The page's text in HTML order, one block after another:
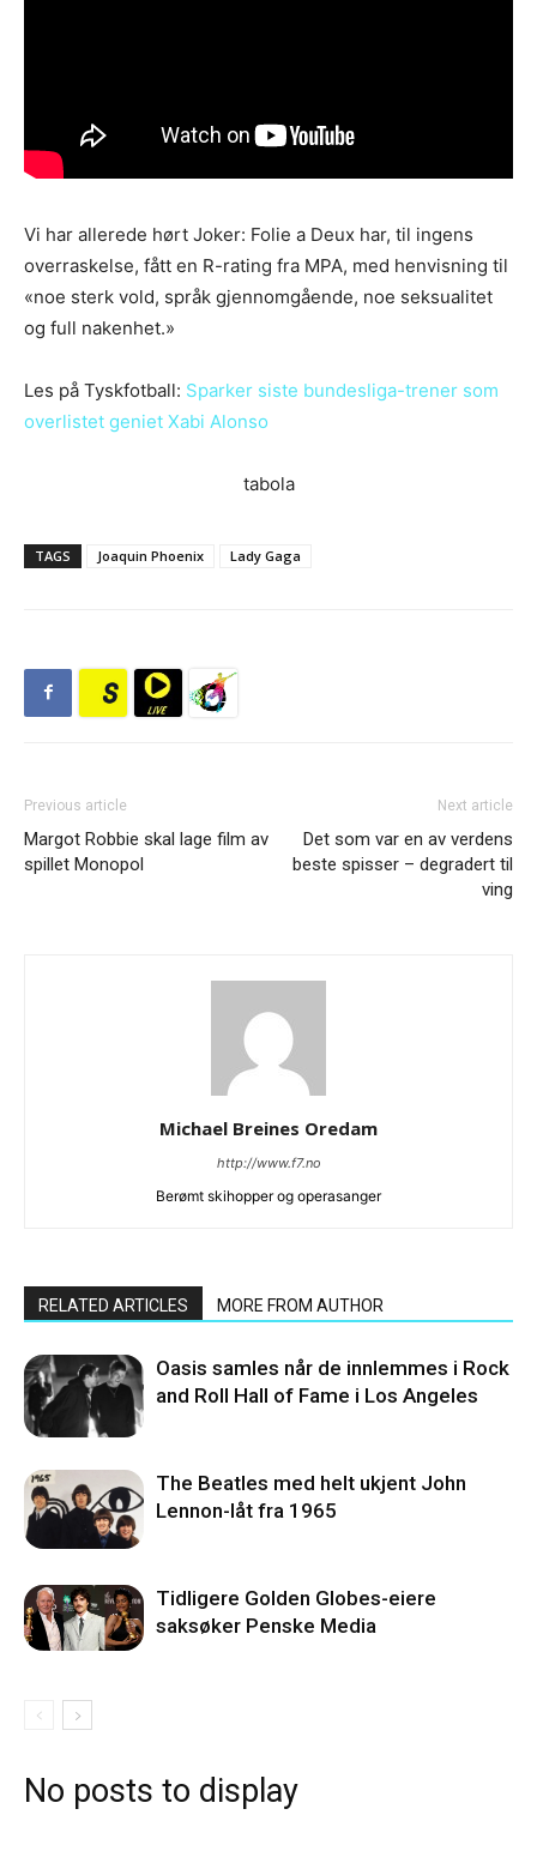
Vi har allerede hørt Joker: Folie a Deux har, til ingens
overraskelse, fått en R-rating fra MPA, med henvisning til
«noe sterk vold, språk gjennomgående, noe seksualitet
og full nakenhet.»
Les på Tyskfotball: Sparker siste bundesliga-trener som
overlistet geniet Xabi Alonso
tabola
TAGS Joaquin Phoenix Lady Gaga
Previous article
Margot Robbie skal lage film av
spillet Monopol
Next article
Det som var en av verdens
beste spisser – degradert til
ving
Michael Breines Oredam
http://www.f7.no
Berømt skihopper og operasanger
RELATED ARTICLES MORE FROM AUTHOR
Oasis samles når de innlemmes i Rock
and Roll Hall of Fame i Los Angeles
The Beatles med helt ukjent John
Lennon-låt fra 1965
Tidligere Golden Globes-eiere
saksøker Penske Media
No posts to display